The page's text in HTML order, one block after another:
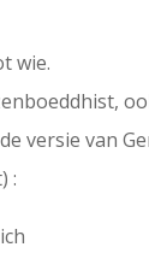
wie.
versie van
: